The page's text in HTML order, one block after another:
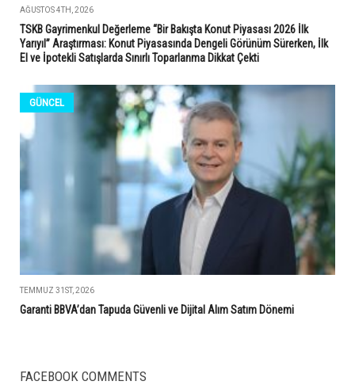
AĞUSTOS 4TH, 2026
TSKB Gayrimenkul Değerleme “Bir Bakışta Konut Piyasası 2026 İlk
Yarıyıl” Araştırması: Konut Piyasasında Dengeli Görünüm Sürerken, İlk
El ve İpotekli Satışlarda Sınırlı Toparlanma Dikkat Çekti
GÜNCEL
TEMMUZ 31ST, 2026
Garanti BBVA’dan Tapuda Güvenli ve Dijital Alım Satım Dönemi
FACEBOOK COMMENTS